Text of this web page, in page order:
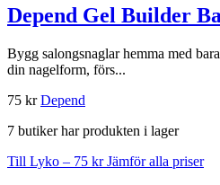
Depend Gel Builder
Bygg salongsnaglar hemma med
din nagelform, förs...
75 krDepend
7 butiker har produkten i lager
Till Lyko – 75 krJämför alla priser